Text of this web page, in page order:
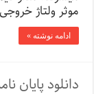
موثر ولتاژ
ادامه نوشته »
دانلود پایان